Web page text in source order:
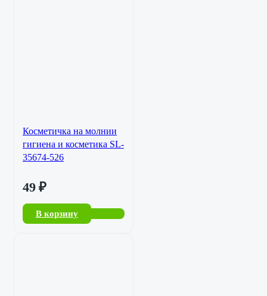
Косметичка на молнии
гигиена и косметика SL-
35674-526
49 ₽
В корзину